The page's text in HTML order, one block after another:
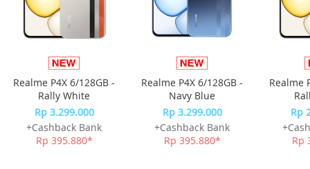
dibelakang produk akan berkedip)
3. Jangan mencuci maupun merendam mesin produk
Dengan 3 mode kecepatan
Voltase Produk 3.7V, Voltase Pengecasan 5V/1A
Baterai : 1800 mAh, pengecasan maksimal di 4 jam
tergantung pemakaian
Kekuatan Produk : 20 Watt
Ukuran Kemasan : 20 cm x 15.5 cm x 7.5 cm
Realme P4X 6/128GB -
Rally White
Rp 3.299.000
+Cashback Bank
Rp 395.880*
Realme P4X 6/128GB -
Navy Blue
Rp 3.299.000
+Cashback Bank
Rp 395.880*
Realme
Rp
Rp